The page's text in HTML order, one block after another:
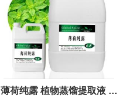
薄荷纯露 植物蒸馏提取液 爽